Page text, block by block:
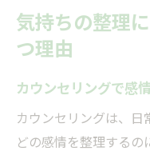
気持ちの整理
つ理由
カウンセリングで感
カウンセリングは、
どの感情を整理するの